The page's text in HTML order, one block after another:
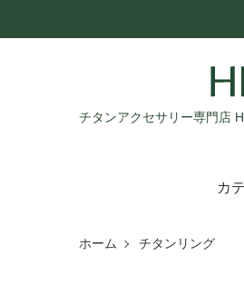
チタンアクセサリー専門店
カ
ホーム チタンリング